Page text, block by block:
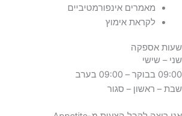
אינפורמטיביים
אימוץ
– סגור